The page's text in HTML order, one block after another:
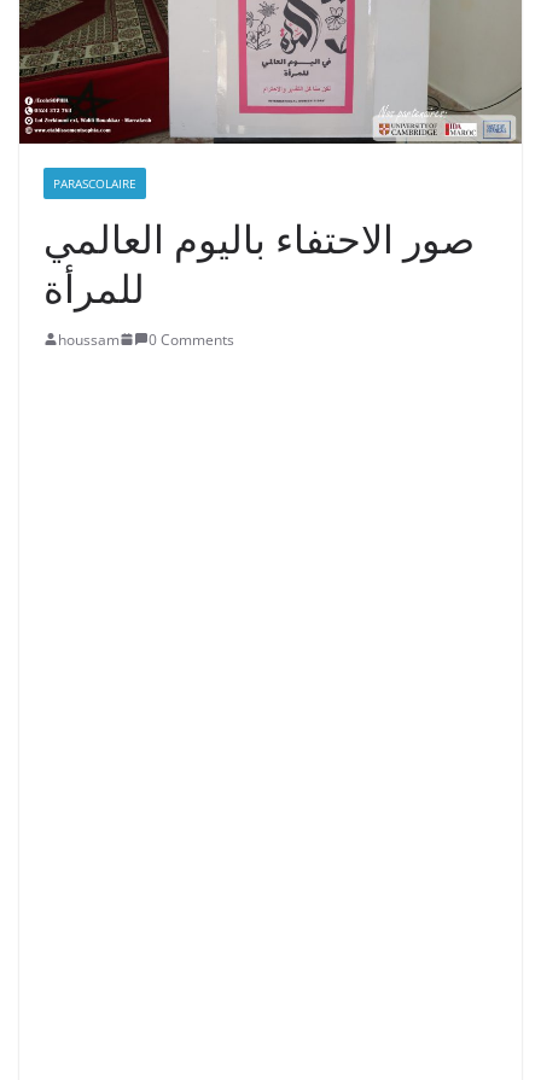
PARASCOLAIRE
صور الاحتفاء باليوم العالمي
للمرأة
houssam 0 Comments